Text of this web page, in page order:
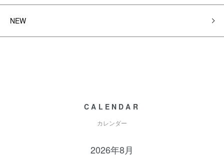
NEW
CALENDAR
カレンダー
2026年8月